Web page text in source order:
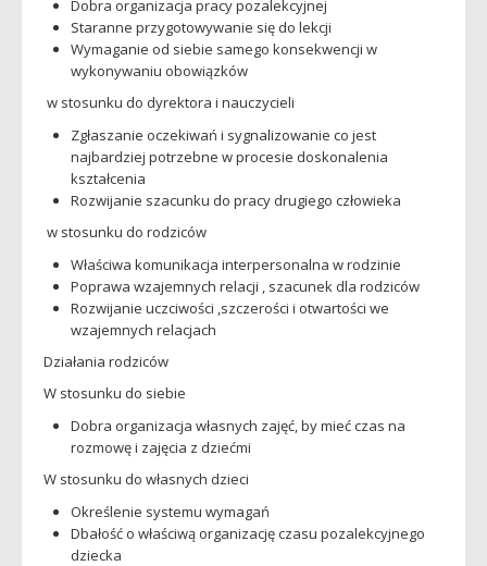
Dobra organizacja pracy pozalekcyjnej
Staranne przygotowywanie się do lekcji
Wymaganie od siebie samego konsekwencji w
wykonywaniu obowiązków
w stosunku do dyrektora i nauczycieli
Zgłaszanie oczekiwań i sygnalizowanie co jest
najbardziej potrzebne w procesie doskonalenia
kształcenia
Rozwijanie szacunku do pracy drugiego człowieka
w stosunku do rodziców
Właściwa komunikacja interpersonalna w rodzinie
Poprawa wzajemnych relacji , szacunek dla rodziców
Rozwijanie uczciwości ,szczerości i otwartości we
wzajemnych relacjach
Działania rodziców
W stosunku do siebie
Dobra organizacja własnych zajęć, by mieć czas na
rozmowę i zajęcia z dziećmi
W stosunku do własnych dzieci
Określenie systemu wymagań
Dbałość o właściwą organizację czasu pozalekcyjnego
dziecka